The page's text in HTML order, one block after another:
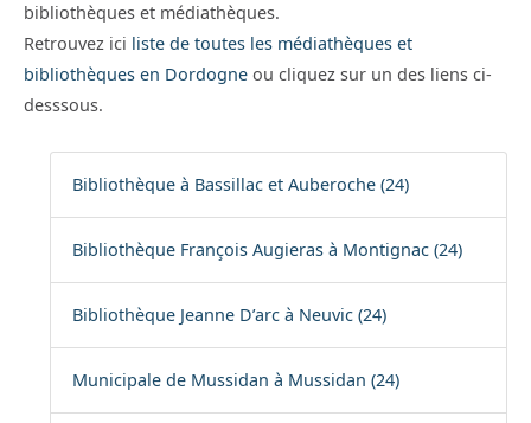
bibliothèques et médiathèques.
Retrouvez ici liste de toutes les médiathèques et
bibliothèques en Dordogne ou cliquez sur un des liens ci-
desssous.
Bibliothèque à Bassillac et Auberoche (24)
Bibliothèque François Augieras à Montignac (24)
Bibliothèque Jeanne D’arc à Neuvic (24)
Municipale de Mussidan à Mussidan (24)